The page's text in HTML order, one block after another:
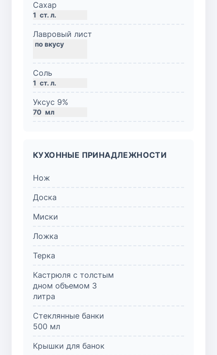
Сахар
1 ст. л.
Лавровый лист
Соль
1 ст. л.
Уксус 9%
70 мл
КУХОННЫЕ ПРИНАДЛЕЖНОСТИ
Нож
Доска
Миски
Ложка
Терка
Кастрюля с толстым
дном объемом 3
литра
Стеклянные банки
500 мл
Крышки для банок